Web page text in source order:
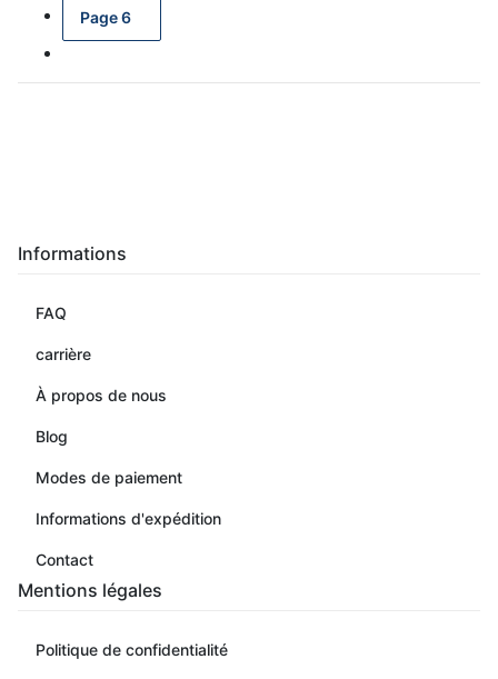
Page6
Informations
FAQ
carrière
À propos de nous
Blog
Modes de paiement
Informations d'expédition
Contact
Mentions légales
Politique de confidentialité